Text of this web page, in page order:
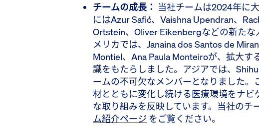
チームの成長： 当社チームは2024年に
にはAzur Safić、Vaishna Upendran、
Ortstein、Oliver Eikenbergなどの新た
メリカでは、Janaina dos Santos de
Montiel、Ana Paula Monteiroが、拡大す
識をもたらしました。アジアでは、
ームの不可欠なメンバーとなりました
材とともに変化し続ける医療環境をナ
な取り組みを反映しています。当社のチ
ム紹介ページ をご覧ください。